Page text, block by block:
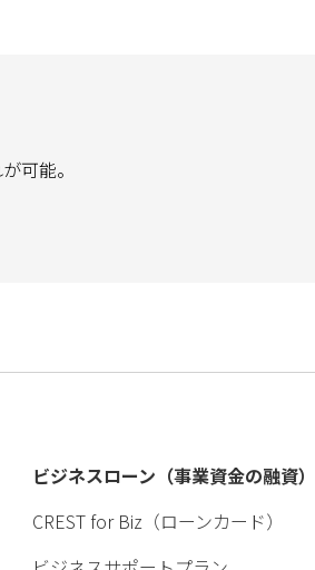
可能。
ビジネスローン（事業資金の融資）
CREST for Biz（ローンカード）